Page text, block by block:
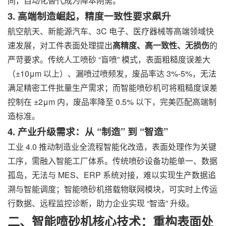
3. 高端制造崛起，精度一致性要求飙升
航空航天、新能源汽车、3C 电子、医疗器械等高端领域快
速发展，对工件表面处理提出高精度、高一致性、无损伤的
严苛要求。传统人工喷砂 “盲喷” 模式，表面粗糙度误差大
（±10μm 以上）、漏喷过喷频发，废品率达 3%-5%，无法
满足精密工件批量生产需求；而智能喷砂机可将粗糙度误差
控制在 ±2μm 内，废品率降至 0.5% 以下，完美匹配高端制
造标准。
4. 产业升级需求：从 “制造” 到 “智造”
工业 4.0 推动制造业全流程智能化改造，表面处理作为关键
工序，需融入智能工厂体系。传统喷砂设备功能单一、数据
孤岛，无法与 MES、ERP 系统对接，难以实现生产数据追
溯与智能调度；智能喷砂机搭载物联网模块，可实时上传运
行数据、远程监控诊断，助力企业实现 “智造” 升级。
二、智能喷砂机核心技术：重构表面处